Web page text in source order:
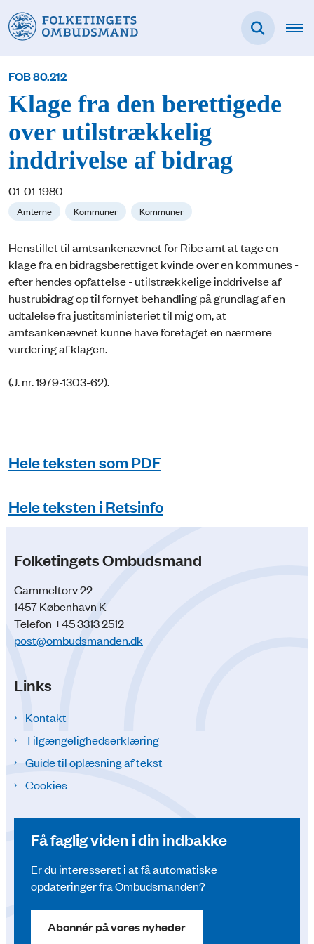
FOB 80.212
Klage fra den berettigede
over utilstrækkelig
inddrivelse af bidrag
01-01-1980
Amterne Kommuner Kommuner
Henstillet til amtsankenævnet for Ribe amt at tage en
klage fra en bidragsberettiget kvinde over en kommunes -
efter hendes opfattelse - utilstrækkelige inddrivelse af
hustrubidrag op til fornyet behandling på grundlag af en
udtalelse fra justitsministeriet til mig om, at
amtsankenævnet kunne have foretaget en nærmere
vurdering af klagen.
(J. nr. 1979-1303-62).
Hele teksten som PDF
Hele teksten i Retsinfo
Folketingets Ombudsmand
Gammeltorv 22
1457 København K
Telefon +45 3313 2512
post@ombudsmanden.dk
Links
Kontakt
Tilgængelighedserklæring
Guide til oplæsning af tekst
Cookies
Få faglig viden i din indbakke
Er du interesseret i at få automatiske
opdateringer fra Ombudsmanden?
Abonnér på vores nyheder